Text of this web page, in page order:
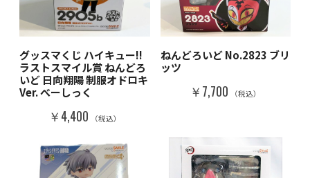
グッスマくじ ハイキュー!!
ラストスマイル賞 ねんどろ
いど 日向翔陽 制服オドロキ
Ver. べーしっく
￥4,400 （税込）
ねんどろいど No.2823 ブリ
ッツ
￥7,700 （税込）